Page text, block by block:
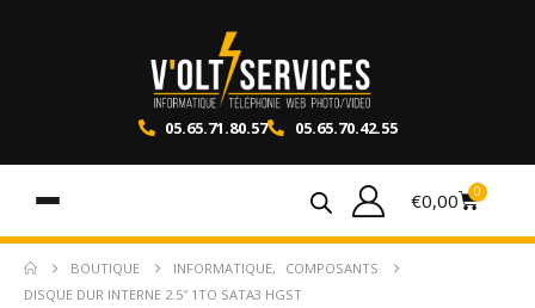
05.65.71.80.57 05.65.70.42.55
€0,00 0
BOUTIQUE INFORMATIQUE,
COMPOSANTS
DISQUE DUR INTERNE 2.5″ 1TO SATA3 HGST